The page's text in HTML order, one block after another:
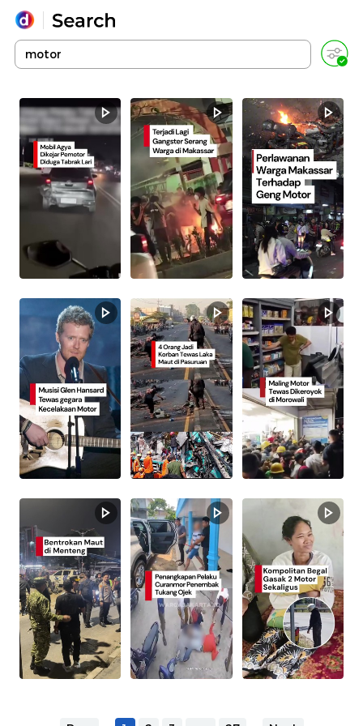
Yang sedang ramai dicari
Loading...
Promoted
Terakhir yang dicari